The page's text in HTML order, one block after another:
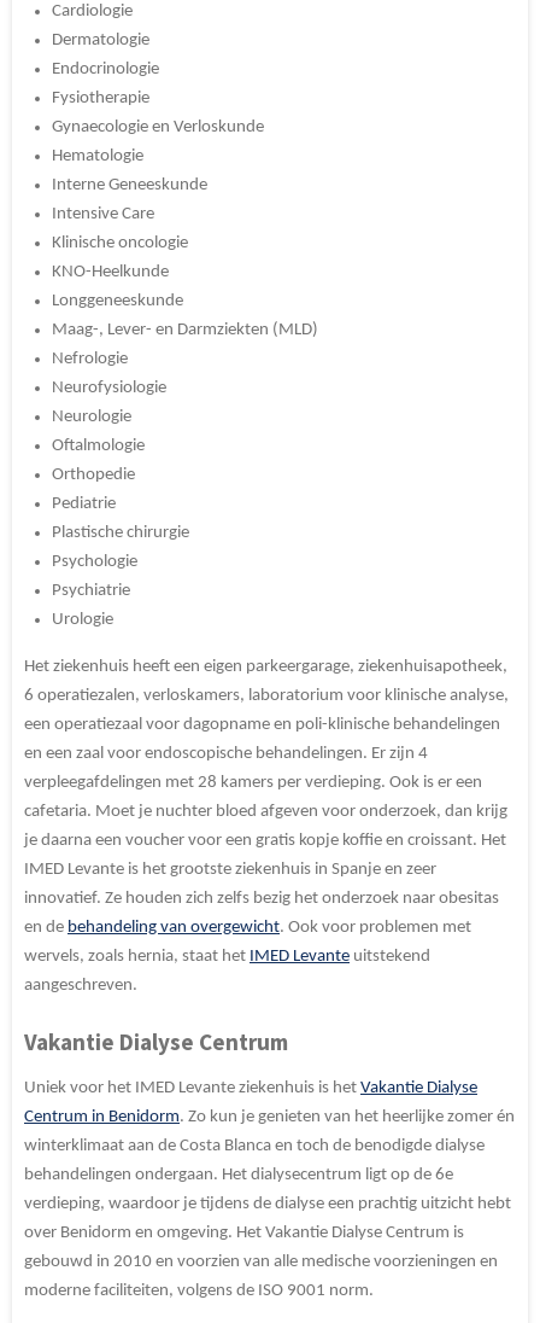
Cardiologie
Dermatologie
Endocrinologie
Fysiotherapie
Gynaecologie en Verloskunde
Hematologie
Interne Geneeskunde
Intensive Care
Klinische oncologie
KNO-Heelkunde
Longgeneeskunde
Maag-, Lever- en Darmziekten (MLD)
Nefrologie
Neurofysiologie
Neurologie
Oftalmologie
Orthopedie
Pediatrie
Plastische chirurgie
Psychologie
Psychiatrie
Urologie
Het ziekenhuis heeft een eigen parkeergarage, ziekenhuisapotheek,
6 operatiezalen, verloskamers, laboratorium voor klinische analyse,
een operatiezaal voor dagopname en poli-klinische behandelingen
en een zaal voor endoscopische behandelingen. Er zijn 4
verpleegafdelingen met 28 kamers per verdieping. Ook is er een
cafetaria. Moet je nuchter bloed afgeven voor onderzoek, dan krijg
je daarna een voucher voor een gratis kopje koffie en croissant. Het
IMED Levante is het grootste ziekenhuis in Spanje en zeer
innovatief. Ze houden zich zelfs bezig het onderzoek naar obesitas
en de behandeling van overgewicht. Ook voor problemen met
wervels, zoals hernia, staat het IMED Levante uitstekend
aangeschreven.
Vakantie Dialyse Centrum
Uniek voor het IMED Levante ziekenhuis is het Vakantie Dialyse
Centrum in Benidorm. Zo kun je genieten van het heerlijke zomer én
winterklimaat aan de Costa Blanca en toch de benodigde dialyse
behandelingen ondergaan. Het dialysecentrum ligt op de 6e
verdieping, waardoor je tijdens de dialyse een prachtig uitzicht hebt
over Benidorm en omgeving. Het Vakantie Dialyse Centrum is
gebouwd in 2010 en voorzien van alle medische voorzieningen en
moderne faciliteiten, volgens de ISO 9001 norm.